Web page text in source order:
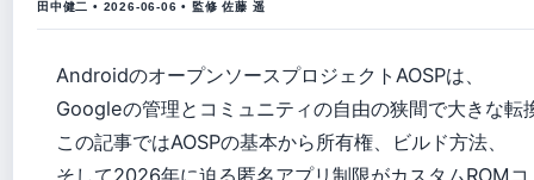
田中健二 • 2026-06-06 • 監修 佐藤 遥
AndroidのオープンソースプロジェクトAOSPは、
Googleの管理とコミュニティの自由の狭間で大きな転
この記事ではAOSPの基本から所有権、ビルド方法、
そして2026年に迫る匿名アプリ制限がカスタムROM